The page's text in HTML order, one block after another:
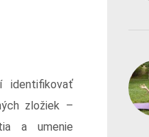
identifikovať
zložiek –
a umenie